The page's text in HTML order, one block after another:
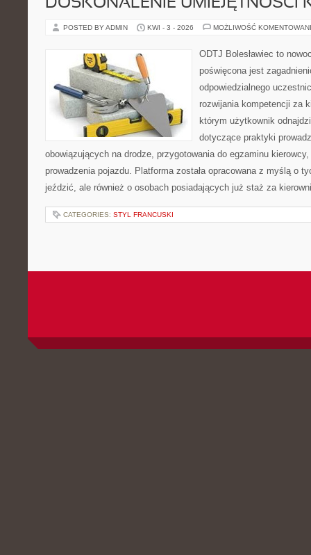
DOSKONALENIE UMIEJĘTNOŚCI
POSTED BY ADMIN KWI - 3 - 2026 MOŻLIWOŚĆ
ODTJ Bolesławiec to
poświęcona jest
odpowiedzialnego
rozwijania kompetencji za
którym użytkownik
dotyczące praktyki
obowiązujących na drodze, przygotowania do egzaminu
prowadzenia pojazdu. Platforma została opracowana z myślą o
jeździć, ale również o osobach posiadających już staż za
CATEGORIES: STYL FRANCUSKI